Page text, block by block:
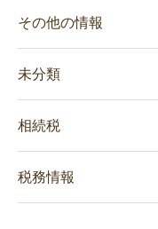
その他の情報
未分類
相続税
税務情報